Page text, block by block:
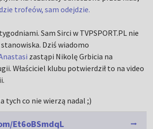
trofeów, sam odejdzie.
Sam Sirci w TVPSPORT.PL nie
Dziś wiadomo
zastąpi Nikolę Grbicia na
Właściciel klubu potwierdził to na video
tych co nie wierzą nadal ;)
Et6oBSmdqL